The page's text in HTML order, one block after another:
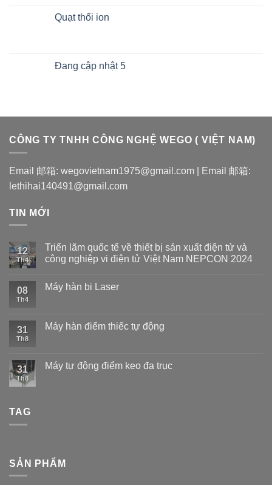
Quạt thổi ion
Đang cập nhật 5
CÔNG TY TNHH CÔNG NGHỆ WEGO ( VIỆT NAM)
Email 邮箱: wegovietnam1975@gmail.com | Email 邮箱:
lethihai140491@gmail.com
TIN MỚI
12
Th4
Triển lãm quốc tế về thiết bị sản xuất điện tử và
công nghiệp vi điện tử Việt Nam NEPCON 2024
08
Th4
Máy hàn bi Laser
31
Th8
Máy hàn điểm thiếc tự động
31
Th8
Máy tự động điểm keo đa trục
TAG
SẢN PHẨM